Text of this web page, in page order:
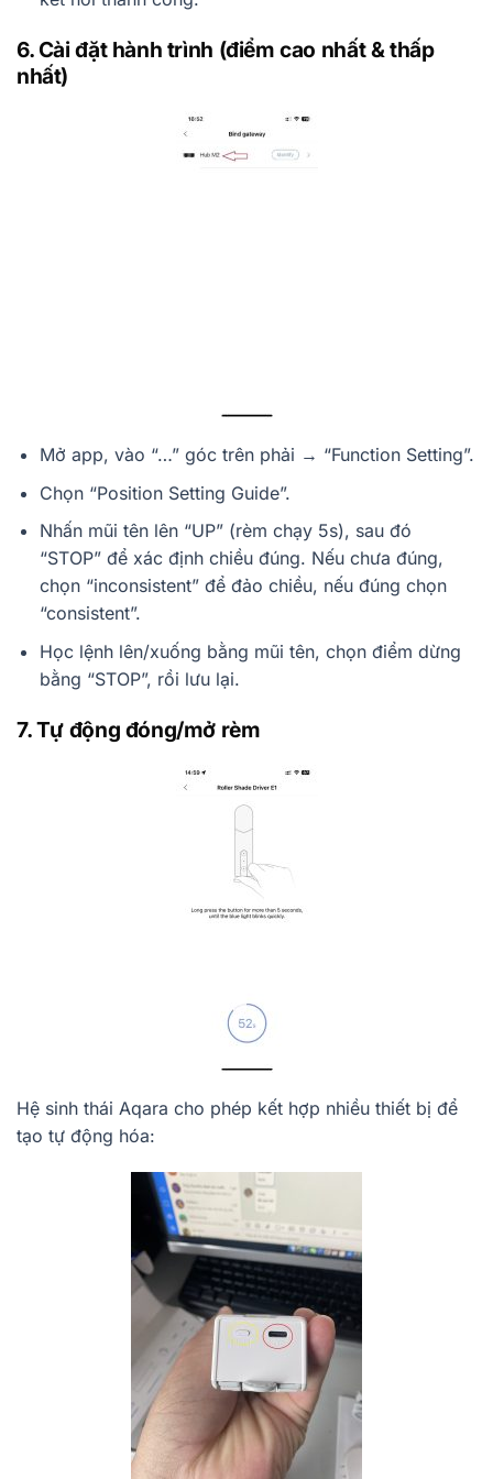
6. Cài đặt hành trình (điểm cao nhất & thấp
nhất)
Mở app, vào “…” góc trên phải → “Function Setting”.
Chọn “Position Setting Guide”.
Nhấn mũi tên lên “UP” (rèm chạy 5s), sau đó
“STOP” để xác định chiều đúng. Nếu chưa đúng,
chọn “inconsistent” để đảo chiều, nếu đúng chọn
“consistent”.
Học lệnh lên/xuống bằng mũi tên, chọn điểm dừng
bằng “STOP”, rồi lưu lại.
7. Tự động đóng/mở rèm
Hệ sinh thái Aqara cho phép kết hợp nhiều thiết bị để
tạo tự động hóa: